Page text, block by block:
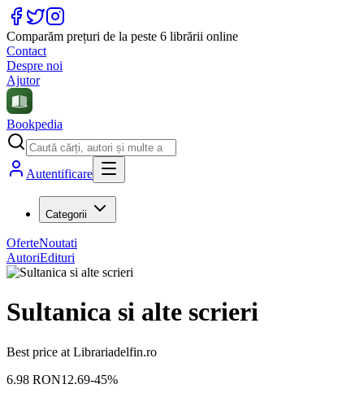
Comparăm prețuri de la peste 6 librării online
Contact
Despre noi
Ajutor
Bookpedia
Autentificare
Categorii
OferteNoutati
AutoriEdituri
Sultanica si alte scrieri
Best price at Librariadelfin.ro
6.98 RON12.69-45%